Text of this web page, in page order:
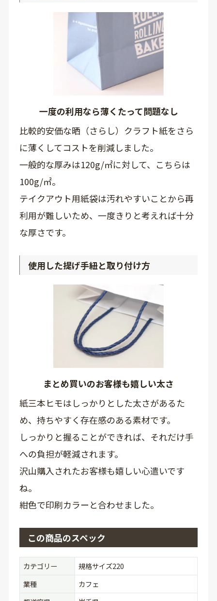
一度の利用なら薄くたって問題なし
比較的安価な晒（さらし）クラフト紙をさら
に薄くしてコストを削減しました。
一般的な厚みは120g/㎡に対して、こちらは
100g/㎡。
テイクアウト用紙袋は汚れやすいことから再
利用が難しいため、一度きりと考えれば十分
な厚さです。
使用した提げ手紐と取り付け方
まとめ買いのお客様も嬉しい太さ
紙三本ヒモはしっかりとした太さがあるた
め、持ちやすく存在感のある素材です。
しっかりと握ることができれば、それだけ手
への負担が軽減されます。
沢山購入されたお客様も嬉しい心遣いです
ね。
紺色で印刷カラーと合わせました。
この商品のスペック
カテゴリー
規格サイズ220
業種
カフェ